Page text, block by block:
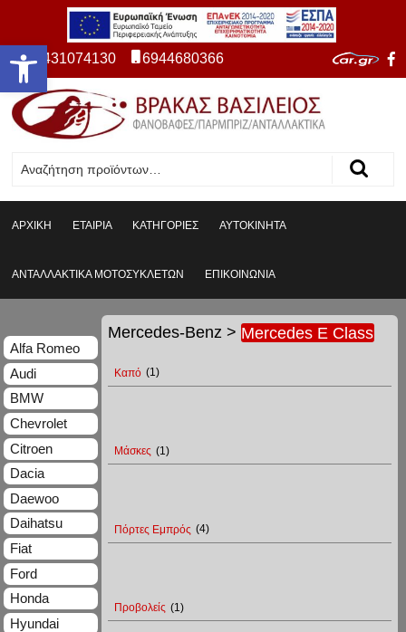
Ανοίξτε τη γραμμή εργαλείων 2431074130 6944680366
ΑΡΧΙΚΗ ΕΤΑΙΡΙΑ ΚΑΤΗΓΟΡΙΕΣ ΑΥΤΟΚΙΝΗΤΑ
ΑΝΤΑΛΛΑΚΤΙΚΑ ΜΟΤΟΣΥΚΛΕΤΩΝ ΕΠΙΚΟΙΝΩΝΙΑ
Mercedes-Benz> Mercedes E Class
Καπό (1)
Μάσκες (1)
Πόρτες Εμπρός (4)
Προβολείς (1)
Alfa Romeo
Audi
BMW
Chevrolet
Citroen
Dacia
Daewoo
Daihatsu
Fiat
Ford
Honda
Hyundai